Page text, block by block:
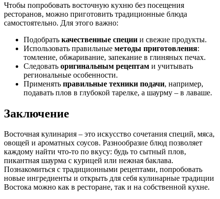
Чтобы попробовать восточную кухню без посещения
ресторанов, можно приготовить традиционные блюда
самостоятельно. Для этого важно:
Подобрать качественные специи и свежие продукты.
Использовать правильные методы приготовления:
томление, обжаривание, запекание в глиняных печах.
Следовать оригинальным рецептам и учитывать
региональные особенности.
Применять правильные техники подачи, например,
подавать плов в глубокой тарелке, а шаурму – в лаваше.
Заключение
Восточная кулинария – это искусство сочетания специй, мяса,
овощей и ароматных соусов. Разнообразие блюд позволяет
каждому найти что-то по вкусу: будь то сытный плов,
пикантная шаурма с курицей или нежная баклава.
Познакомиться с традиционными рецептами, попробовать
новые ингредиенты и открыть для себя кулинарные традиции
Востока можно как в ресторане, так и на собственной кухне.